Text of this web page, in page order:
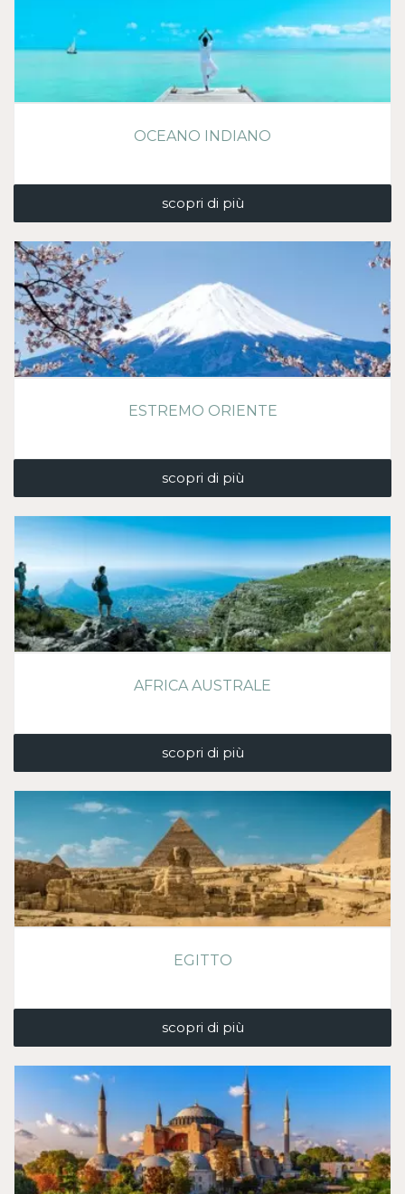
OCEANO INDIANO
scopri di più
ESTREMO ORIENTE
scopri di più
AFRICA AUSTRALE
scopri di più
EGITTO
scopri di più